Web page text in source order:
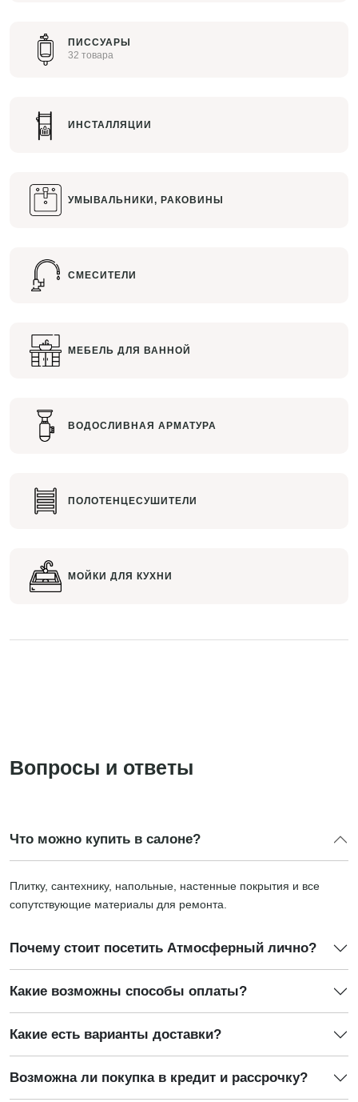
ПИССУАРЫ
32 товара
ИНСТАЛЛЯЦИИ
УМЫВАЛЬНИКИ, РАКОВИНЫ
СМЕСИТЕЛИ
МЕБЕЛЬ ДЛЯ ВАННОЙ
ВОДОСЛИВНАЯ АРМАТУРА
ПОЛОТЕНЦЕСУШИТЕЛИ
МОЙКИ ДЛЯ КУХНИ
Вопросы и ответы
Что можно купить в салоне?
Плитку, сантехнику, напольные, настенные покрытия и все
сопутствующие материалы для ремонта.
Почему стоит посетить Атмосферный лично?
Какие возможны способы оплаты?
Какие есть варианты доставки?
Возможна ли покупка в кредит и рассрочку?